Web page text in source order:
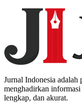
Jurnal Indonesia adalah
menghadirkan
lengkap, dan akurat.